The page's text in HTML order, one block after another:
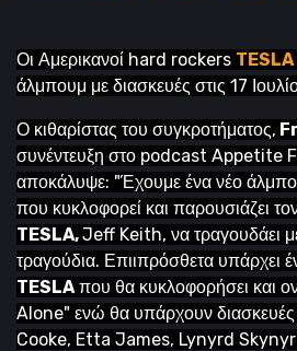
Οι Αμερικανοί hard rockers TESLA
άλμπουμ με διασκευές στις 17
Ο κιθαρίστας του συγκροτήματος,
συνέντευξη στο podcast Appetite
αποκάλυψε: "Έχουμε ένα νέο
που κυκλοφορεί και παρουσιάζει
TESLA,Jeff Keith, να τραγουδάει
τραγούδια. Επιιπρόσθετα υπάρχει
TESLA που θα κυκλοφορήσει και
Alone" ενώ θα υπάρχουν
Cooke, Etta James, Lynyrd